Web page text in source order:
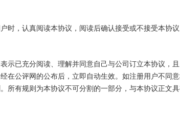
时，认真阅读本协议，阅读后确认接受或不接受本协
示已充分阅读、理解并同意自己与公司订立本协议，
在公评网的公布后，立即自动生效。如注册用户不同
所有规则为本协议不可分割的一部分，与本协议正文